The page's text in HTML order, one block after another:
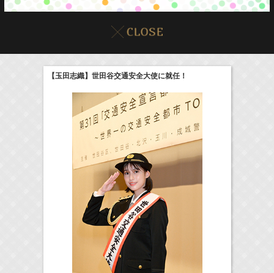
本日の出演情報8/6(Thu) イベント販売情報
一緒にごはんをたべるだけ 真矢ミキ
【玉田志織】世田谷交通安全大使に就任！